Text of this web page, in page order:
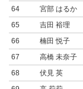
64
宮部 はるか
65
吉田 裕理
66
楠田 悦子
67
高橋 未奈子
68
伏見 英